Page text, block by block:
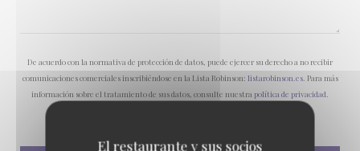
El restaurante y sus socios
De acuerdo con la normativa de protección de datos, puede ejercer su derecho a no recibir
comunicaciones comerciales inscribiéndose en la Lista Robinson: listarobinson.es. Para más
información sobre el tratamiento de sus datos, consulte nuestra política de privacidad